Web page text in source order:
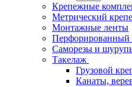
Крепежные
Метрический
Монтажные ленты
Перфорированный
Саморезы и
Такелаж
Грузовой
Канаты,